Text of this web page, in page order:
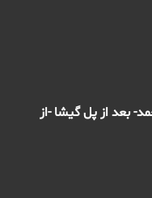
بعد از پل گیشا -از